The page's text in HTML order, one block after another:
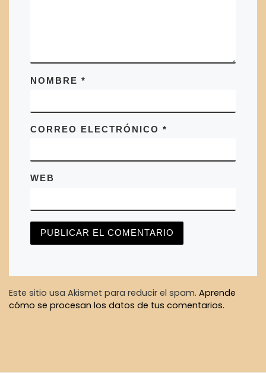
NOMBRE*
CORREO ELECTRÓNICO*
WEB
Este sitio usa Akismet para reducir el spam. Aprende
cómo se procesan los datos de tus comentarios.